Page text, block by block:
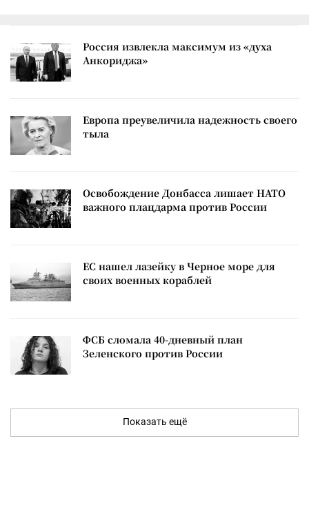
Россия извлекла максимум из «духа
Анкориджа»
Европа преувеличила надежность своего
тыла
Освобождение Донбасса лишает НАТО
важного плацдарма против России
ЕС нашел лазейку в Черное море для
своих военных кораблей
ФСБ сломала 40-дневный план
Зеленского против России
Показать ещё